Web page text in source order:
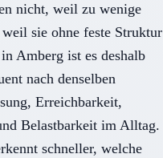
nicht, weil zu wenige
sie ohne feste Struktur
Amberg ist es deshalb
nach denselben
Erreichbarkeit,
Belastbarkeit im Alltag.
schneller, welche